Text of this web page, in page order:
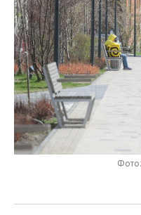
КОМУ ПРИНАДЛЕЖАТ
ТОРГОВЫЕ ЦЕНТРЫ
ТАТАРСТАНА
БЮДЖЕТ
ИНВЕСТИЦИИ
МАШИНОСТРОЕНИЕ
НЕФТЕХИМИЯ
НЕФТЬ
ОПК
ЭНЕРГЕТИКА
НОВОСТИ АВТО
БИЗНЕС
НОВОСТИ БИЗНЕСА
РОЗНИЧНАЯ ТОРГОВЛЯ
ТРАНСПОРТ
УСЛУГИ
ТЕХНОЛОГИИ
НОВОСТИ ТЕХНОЛОГИЙ
IT
МЕДИА
МЕРОПРИЯТИЯ
НОВОСТИ
ВЫЕЗДНАЯ РЕДАКЦИЯ
ONLINE-
СПОРТ
НОВОСТИ СПОРТА
ХОККЕЙ
ОБЩЕСТВО
ВЛАСТЬ
СЮЖЕТЫ